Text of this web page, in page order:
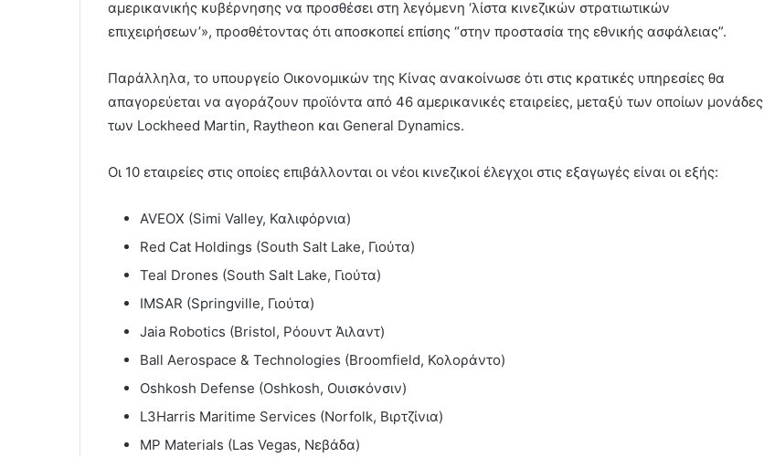
αμερικανικής κυβέρνησης να προσθέσει στη λεγόμενη ‘λίστα κινεζικών στρατιωτικών
επιχειρήσεων’», προσθέτοντας ότι αποσκοπεί επίσης “στην προστασία της εθνικής ασφάλειας”.
Παράλληλα, το υπουργείο Οικονομικών της Κίνας ανακοίνωσε ότι στις κρατικές υπηρεσίες θα
απαγορεύεται να αγοράζουν προϊόντα από 46 αμερικανικές εταιρείες, μεταξύ των οποίων μονάδες
των Lockheed Martin, Raytheon και General Dynamics.
Οι 10 εταιρείες στις οποίες επιβάλλονται οι νέοι κινεζικοί έλεγχοι στις εξαγωγές είναι οι εξής:
AVEOX (Simi Valley, Καλιφόρνια)
Red Cat Holdings (South Salt Lake, Γιούτα)
Teal Drones (South Salt Lake, Γιούτα)
IMSAR (Springville, Γιούτα)
Jaia Robotics (Bristol, Ρόουντ Άιλαντ)
Ball Aerospace & Technologies (Broomfield, Κολοράντο)
Oshkosh Defense (Oshkosh, Ουισκόνσιν)
L3Harris Maritime Services (Norfolk, Βιρτζίνια)
MP Materials (Las Vegas, Νεβάδα)